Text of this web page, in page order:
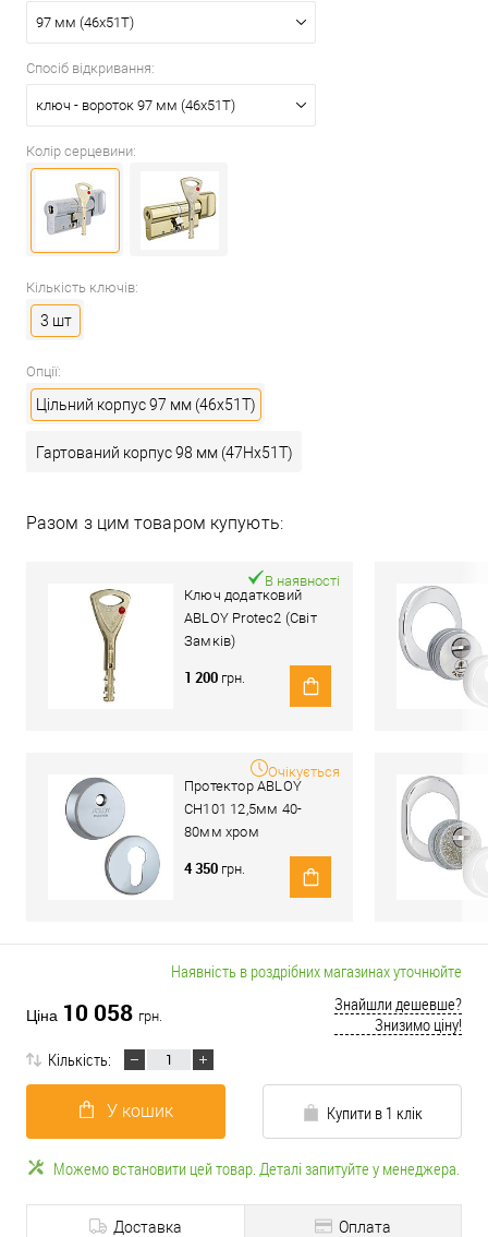
97 мм (46x51T)
Спосіб відкривання:
ключ - вороток 97 мм (46x51T)
Колір серцевини:
Кількість ключів:
3 шт
Опції:
Цільний корпус 97 мм (46x51T)
Гартований корпус 98 мм (47Hx51T)
Разом з цим товаром купують:
Ключ додатковий
ABLOY Protec2 (Світ
Замків)
В наявності
1 200 грн.
Протектор ABLOY
CH101 12,5мм 40-
80мм хром
Очікується
4 350 грн.
Наявність в роздрібних магазинах уточнюйте
Ціна 10 058 грн.
Знайшли дешевше?
Знизимо ціну!
Кількість:
У кошик Купити в 1 клік
Можемо встановити цей товар. Деталі запитуйте у менеджера.
Доставка Оплата